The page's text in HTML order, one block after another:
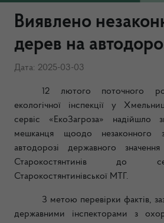
Виявлено
дерев на
Дата: 2025-03-03
12 лютого поточного
екологічної інспекції у
сервіс «ЕкоЗагроза» надійшло
мешканця щоодо незаконного
автодорозі державного
Старокостянтинів до
Старокостянтинівської МТГ.
З метою перевірки фактів,
державними інспекторами з